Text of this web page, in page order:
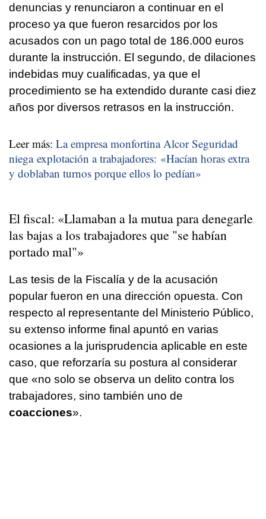
denuncias y renunciaron a continuar en el
proceso ya que fueron resarcidos por los
acusados con un pago total de 186.000 euros
durante la instrucción. El segundo, de dilaciones
indebidas muy cualificadas, ya que el
procedimiento se ha extendido durante casi diez
años por diversos retrasos en la instrucción.
Leer más: La empresa monfortina Alcor Seguridad
niega explotación a trabajadores: «Hacían horas extra
y doblaban turnos porque ellos lo pedían»
El fiscal: «Llamaban a la mutua para denegarle
las bajas a los trabajadores que "se habían
portado mal"»
Las tesis de la Fiscalía y de la acusación
popular fueron en una dirección opuesta. Con
respecto al representante del Ministerio Público,
su extenso informe final apuntó en varias
ocasiones a la jurisprudencia aplicable en este
caso, que reforzaría su postura al considerar
que «no solo se observa un delito contra los
trabajadores, sino también uno de
coacciones».